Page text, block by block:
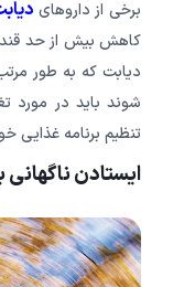
برخی از داروهای
کاهش بیش از حد قند
دیابت که به طور
شوند باید در مورد
تنظیم برنامه
ایستادن